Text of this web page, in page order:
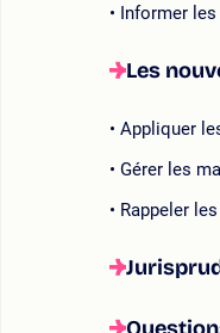
Informer
Les
Appliquer
Gérer les
Rappeler